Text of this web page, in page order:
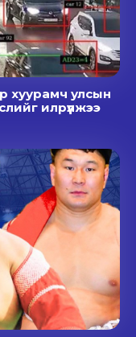
хуурамч улсын
илрүүлжээ